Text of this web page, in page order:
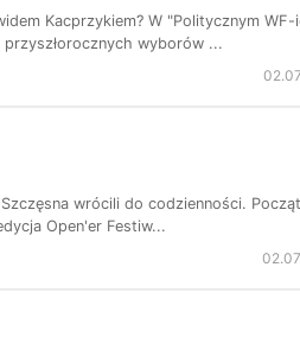
Kacprzykiem? W "Politycznym
przyszłorocznych wyborów ...
wrócili do codzienności.
Open'er Festiw...